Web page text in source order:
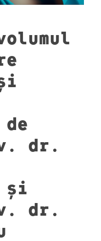
dr.
și
dr.